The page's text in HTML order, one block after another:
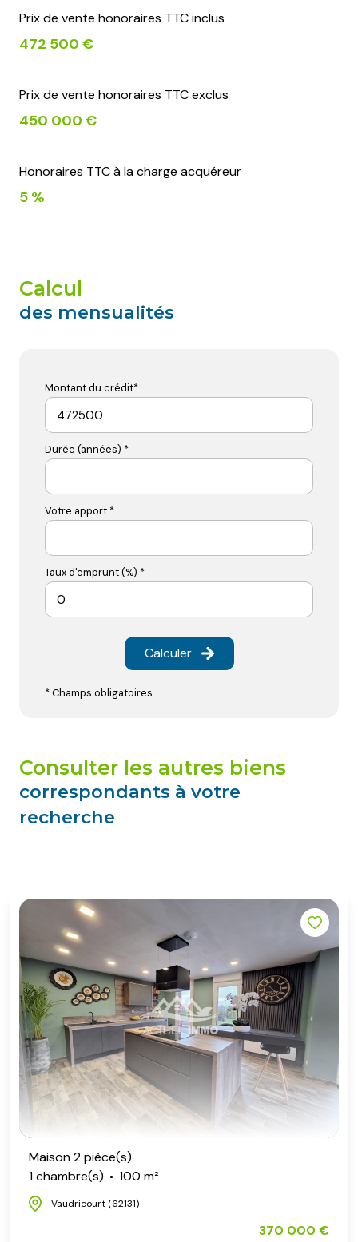
Prix de vente honoraires TTC inclus
472 500 €
Prix de vente honoraires TTC exclus
450 000 €
Honoraires TTC à la charge acquéreur
5 %
calcul
des mensualités
Montant du crédit*
Durée (années) *
Votre apport *
Taux d'emprunt (%) *
Calculer
* Champs obligatoires
consulter les autres biens
correspondants à votre
recherche
Maison 2 pièce(s)
1 chambre(s)
100 m²
Vaudricourt (62131)
370 000 €